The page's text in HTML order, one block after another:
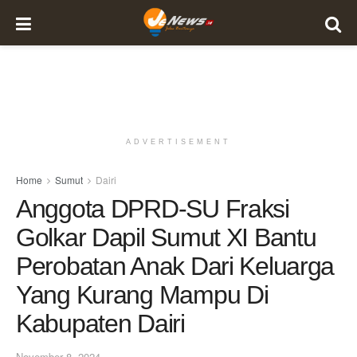
ADVERTISEMENT
Home Sumut Dairi
Anggota DPRD-SU Fraksi
Golkar Dapil Sumut XI Bantu
Perobatan Anak Dari Keluarga
Yang Kurang Mampu Di
Kabupaten Dairi